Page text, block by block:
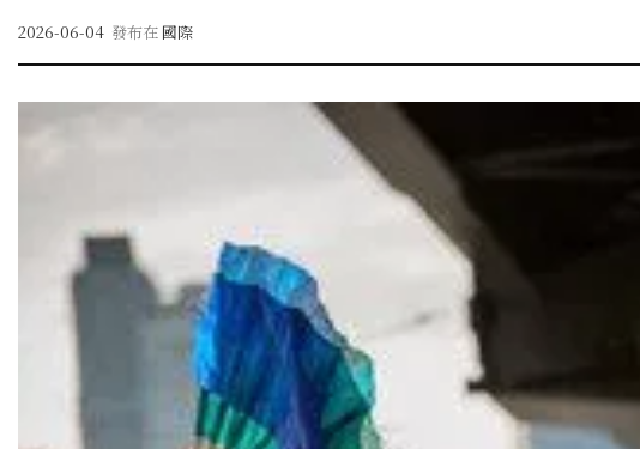
2026-06-04 發布在 國際